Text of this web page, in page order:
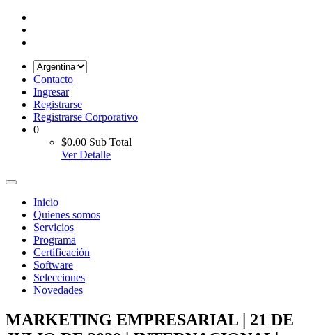
Contacto
Ingresar
Registrarse
Registrarse Corporativo
0
$0.00 Sub Total
Ver Detalle
Inicio
Quienes somos
Servicios
Programa
Certificación
Software
Selecciones
Novedades
MARKETING EMPRESARIAL | 21 DE